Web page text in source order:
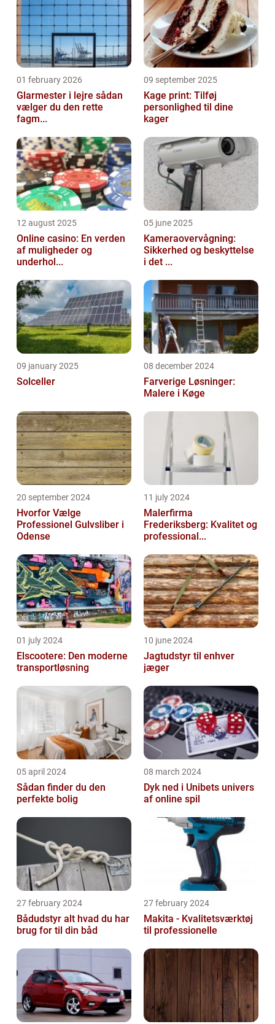
01 february 2026
Glarmester i lejre sådan
vælger du den rette
fagm...
09 september 2025
Kage print: Tilføj
personlighed til dine
kager
12 august 2025
Online casino: En verden
af muligheder og
underhol...
05 june 2025
Kameraovervågning:
Sikkerhed og beskyttelse
i det ...
09 january 2025
Solceller
08 december 2024
Farverige Løsninger:
Malere i Køge
20 september 2024
Hvorfor Vælge
Professionel Gulvsliber i
Odense
11 july 2024
Malerfirma
Frederiksberg: Kvalitet og
professional...
01 july 2024
Elscootere: Den moderne
transportløsning
10 june 2024
Jagtudstyr til enhver
jæger
05 april 2024
Sådan finder du den
perfekte bolig
08 march 2024
Dyk ned i Unibets univers
af online spil
27 february 2024
Bådudstyr alt hvad du har
brug for til din båd
27 february 2024
Makita - Kvalitetsværktøj
til professionelle